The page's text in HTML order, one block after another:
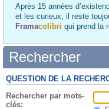
Après 15 années
et les curieux, il reste
Framacolibri qui prend la
Rechercher
QUESTION DE LA
Rechercher par mots-
clés: